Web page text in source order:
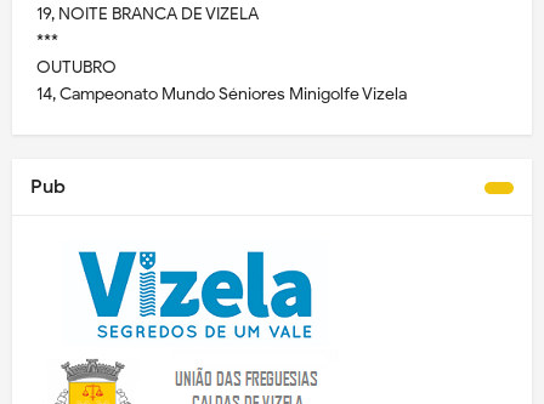
19, NOITE BRANCA DE VIZELA
***
OUTUBRO
14, Campeonato Mundo Séniores Minigolfe Vizela
Pub